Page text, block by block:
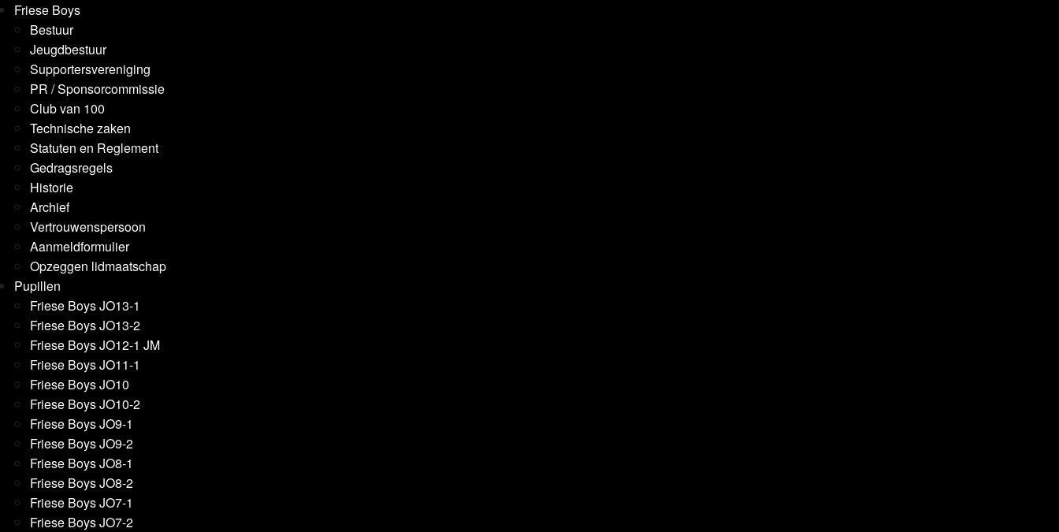
Friese Boys
Bestuur
Jeugdbestuur
Supportersvereniging
PR / Sponsorcommissie
Club van 100
Technische zaken
Statuten en Reglement
Gedragsregels
Historie
Archief
Vertrouwenspersoon
Aanmeldformulier
Opzeggen lidmaatschap
Pupillen
Friese Boys JO13-1
Friese Boys JO13-2
Friese Boys JO12-1 JM
Friese Boys JO11-1
Friese Boys JO10
Friese Boys JO10-2
Friese Boys JO9-1
Friese Boys JO9-2
Friese Boys JO8-1
Friese Boys JO8-2
Friese Boys JO7-1
Friese Boys JO7-2